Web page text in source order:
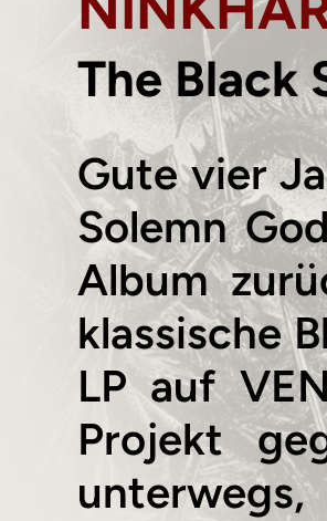
The Black
Gute vier
Solemn
Album
klassische
LP auf
Projekt